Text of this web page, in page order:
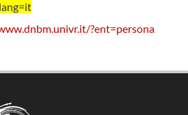
?ent=persona